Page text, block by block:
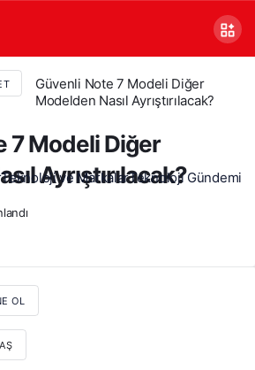
Teknoloji ve MarkalarTeknoloji Gündemi
Güvenli Note 7 Modeli Diğer
Modelden Nasıl Ayrıştırılacak?
7 Modeli Diğer
Ayrıştırılacak?
OL